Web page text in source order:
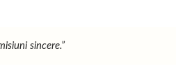
sincere.”